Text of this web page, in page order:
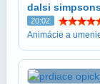
dalsi
20:02
Animácie a